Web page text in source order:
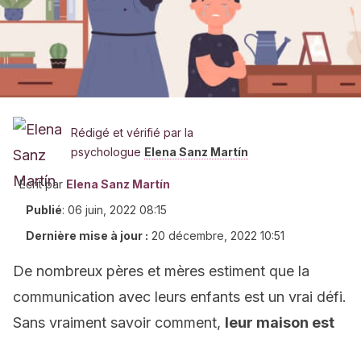
Rédigé et vérifié par la
psychologue Elena Sanz Martín
Écrit par Elena Sanz Martín
Publié: 06 juin, 2022 08:15
Dernière mise à jour : 20 décembre, 2022 10:51
De nombreux pères et mères estiment que la
communication avec leurs enfants est un vrai défi.
Sans vraiment savoir comment, leur maison est